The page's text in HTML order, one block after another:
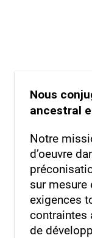
Nous
ancestral
Notre
d’oeuvre
sur mesure
exigences
contraintes
de